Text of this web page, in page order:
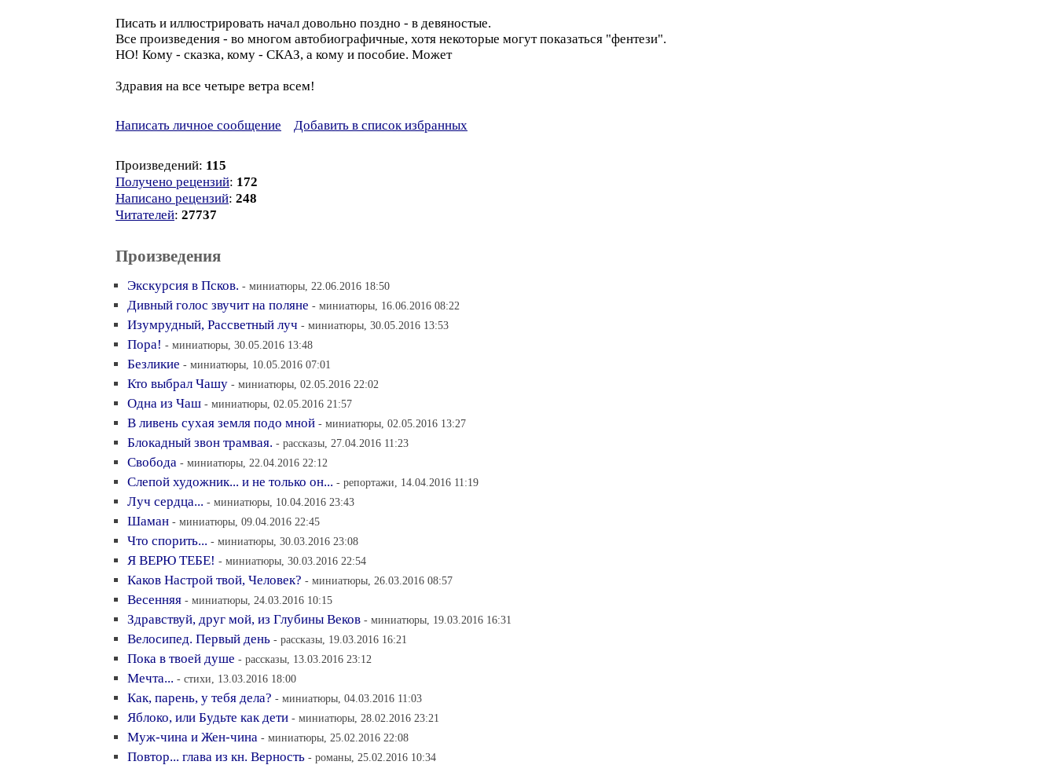
Писать и иллюстрировать начал довольно поздно - в девяностые.
Все произведения - во многом автобиографичные, хотя некоторые могут показаться "фентези".
НО! Кому - сказка, кому - СКАЗ, а кому и пособие. Может
Здравия на все четыре ветра всем!
Написать личное сообщение Добавить в список избранных
Произведений: 115
Получено рецензий: 172
Написано рецензий: 248
Читателей: 27737
Произведения
Экскурсия в Псков. - миниатюры, 22.06.2016 18:50
Дивный голос звучит на поляне - миниатюры, 16.06.2016 08:22
Изумрудный, Рассветный луч - миниатюры, 30.05.2016 13:53
Пора! - миниатюры, 30.05.2016 13:48
Безликие - миниатюры, 10.05.2016 07:01
Кто выбрал Чашу - миниатюры, 02.05.2016 22:02
Одна из Чаш - миниатюры, 02.05.2016 21:57
В ливень сухая земля подо мной - миниатюры, 02.05.2016 13:27
Блокадный звон трамвая. - рассказы, 27.04.2016 11:23
Свобода - миниатюры, 22.04.2016 22:12
Слепой художник... и не только он... - репортажи, 14.04.2016 11:19
Луч сердца... - миниатюры, 10.04.2016 23:43
Шаман - миниатюры, 09.04.2016 22:45
Что спорить... - миниатюры, 30.03.2016 23:08
Я ВЕРЮ ТЕБЕ! - миниатюры, 30.03.2016 22:54
Каков Настрой твой, Человек? - миниатюры, 26.03.2016 08:57
Весенняя - миниатюры, 24.03.2016 10:15
Здравствуй, друг мой, из Глубины Веков - миниатюры, 19.03.2016 16:31
Велосипед. Первый день - рассказы, 19.03.2016 16:21
Пока в твоей душе - рассказы, 13.03.2016 23:12
Мечта... - стихи, 13.03.2016 18:00
Как, парень, у тебя дела? - миниатюры, 04.03.2016 11:03
Яблоко, или Будьте как дети - миниатюры, 28.02.2016 23:21
Муж-чина и Жен-чина - миниатюры, 25.02.2016 22:08
Повтор... глава из кн. Верность - романы, 25.02.2016 10:34